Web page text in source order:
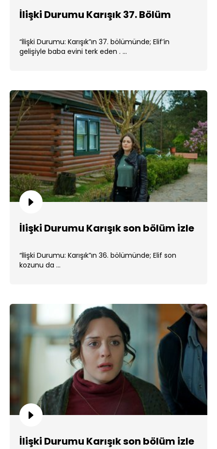
İlişki Durumu Karışık 37. Bölüm
“İlişki Durumu: Karışık”ın 37. bölümünde; Elif’in
gelişiyle baba evini terk eden . ...
İlişki Durumu Karışık son bölüm izle
“İlişki Durumu: Karışık”ın 36. bölümünde; Elif son
kozunu da ...
İlişki Durumu Karışık son bölüm izle